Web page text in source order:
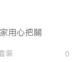
用心把關
裝 0